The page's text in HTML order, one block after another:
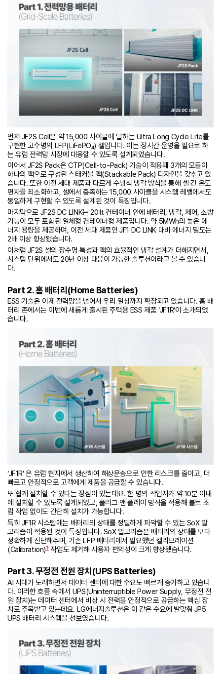
먼저 JF2S Cell은 약 15,000 사이클에 달하는 Ultra Long Cycle Life를
구현한 고수명의 LFP(LiFePO₄) 셀입니다. 이는 장시간 운영을 필요로 하
는 유럽 전력망 시장에 대응할 수 있도록 설계되었습니다.
이어서 JF2S Pack은 CTP(Cell-to-Pack) 기술이 적용돼 3개의 모듈이
하나의 팩으로 구성된 스태커블 팩(Stackable Pack) 디자인을 갖추고 있
습니다. 또한 이전 세대 제품과 다르게 수냉식 냉각 방식을 통해 셀 간 온도
편차를 최소화하고, 셀에서 충족하는 15,000 사이클을 시스템 레벨에서도
동일하게 구현할 수 있도록 설계된 것이 특징입니다.
마지막으로 JF2S DC LINK는 20ft 컨테이너 안에 배터리, 냉각, 제어, 소방
기능이 모두 포함된 일체형 컨테이너형 제품입니다. 약 5MWh의 높은 에
너지 용량을 제공하며, 이전 세대 제품인 JF1 DC LINK 대비 에너지 밀도는
2배 이상 향상됐습니다.
이처럼 JF2S 셀의 장수명 특성과 팩의 효율적인 냉각 설계가 더해지면서,
시스템 단위에서도 20년 이상 대응이 가능한 솔루션이라고 볼 수 있습니
다.
Part 2. 홈 배터리(Home Batteries)
ESS 기술은 이제 전력망을 넘어서 우리 일상까지 확장되고 있습니다. 홈 배
터리 존에서는 이번에 새롭게 출시된 주택용 ESS 제품 ‘JF1R’이 소개되었
습니다.
‘JF1R’ 은 유럽 현지에서 생산하여 해상운송으로 인한 리스크를 줄이고, 더
빠르고 안정적으로 고객에게 제품을 공급할 수 있습니다.
또 쉽게 설치할 수 있다는 장점이 있는데요. 한 명의 작업자가 약 10분 이내
에 설치할 수 있도록 설계되었고, 플러그 앤 플레이 방식을 적용해 볼트 조
립 작업 없이도 간단히 설치가 가능합니다.
특히 JF1R 시스템에는 배터리의 상태를 정밀하게 파악할 수 있는 SoX 알
고리즘이 적용된 것이 특징입니다. SoX 알고리즘은 배터리의 상태를 보다
정확하게 진단해주며, 기존 LFP 배터리에서 필요했던 캘리브레이션
(Calibration)1작업도 제거해 사용자 편의성이 크게 향상됐습니다.
Part 3. 무정전 전원 장치(UPS Batteries)
AI 시대가 도래하면서 데이터 센터에 대한 수요도 빠르게 증가하고 있습니
다. 이러한 흐름 속에서 UPS(Uninterruptible Power Supply, 무정전 전
원 장치)는 데이터 센터에서 비상 시 전력을 안정적으로 공급하는 핵심 장
치로 주목받고 있는데요. LG에너지솔루션은 이 같은 수요에 발맞춰 JP5
UPS 배터리 시스템을 선보였습니다.